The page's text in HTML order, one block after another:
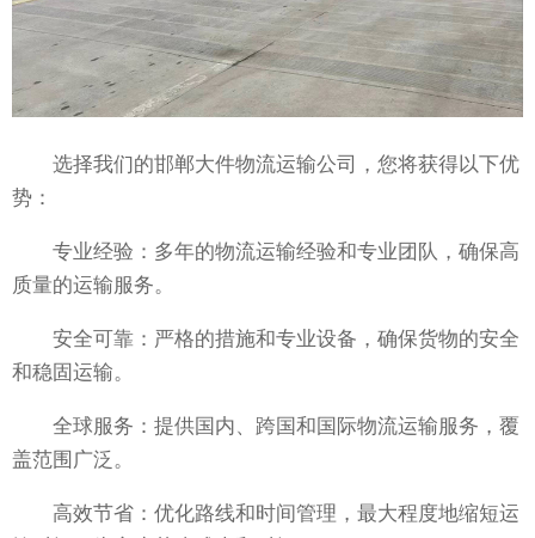
选择我们的邯郸大件物流运输公司，您将获得以下优
势：
专业经验：多年的物流运输经验和专业团队，确保高
质量的运输服务。
安全可靠：严格的措施和专业设备，确保货物的安全
和稳固运输。
全球服务：提供国内、跨国和国际物流运输服务，覆
盖范围广泛。
高效节省：优化路线和时间管理，最大程度地缩短运